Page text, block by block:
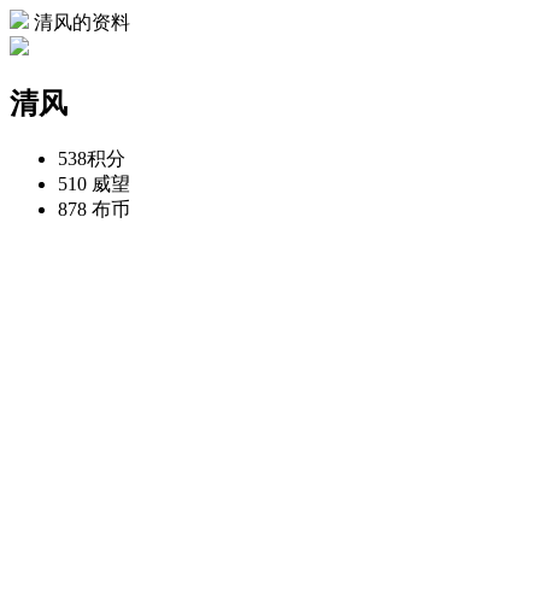
清风的资料
清风
538积分
510 威望
878 布币